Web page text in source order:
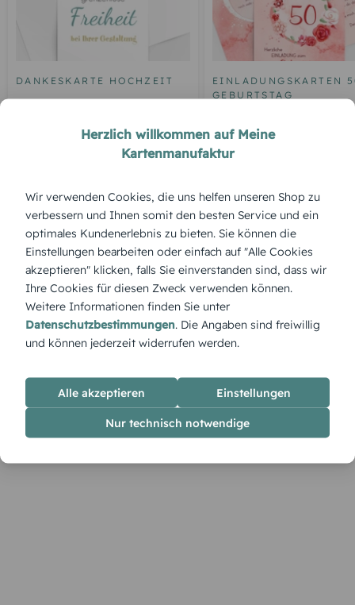
DANKESKARTE HOCHZEIT
Blankokarte
EINLADUNGSKARTEN
GEBURTSTAG
Geburtstag Aquarell
ÜBERBLICK:
Produktbeschreibung
„Straßenschild“ – Klassische Einladung im Verkehrszeichen-
Stil für jedes Alter – humorvoll und markant.
Herzlich willkommen auf Meine
Kartenmanufaktur
Wir verwenden Cookies, die uns helfen unseren Shop zu
verbessern und Ihnen somit den besten Service und ein
optimales Kundenerlebnis zu bieten. Sie können die
Einstellungen bearbeiten oder einfach auf "Alle Cookies
akzeptieren" klicken, falls Sie einverstanden sind, dass wir
Ihre Cookies für diesen Zweck verwenden können.
Weitere Informationen finden Sie unter
Datenschutzbestimmungen. Die Angaben sind freiwillig
und können jederzeit widerrufen werden.
Alle akzeptieren Einstellungen
Nur technisch notwendige